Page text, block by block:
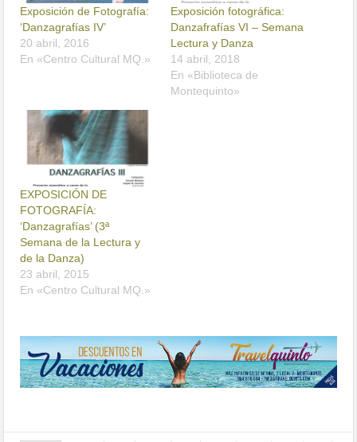
Exposición de Fotografía:
‘Danzagrafías IV’
20 abril, 2016
En «Centro Cultural MQ.»
Exposición fotográfica:
Danzafrafías VI – Semana
Lectura y Danza
14 abril, 2018
En «Biblioteca de
Montequinto»
EXPOSICIÓN DE
FOTOGRAFÍA:
‘Danzagrafías’ (3ª
Semana de la Lectura y
de la Danza)
23 abril, 2015
En «Centro Cultural MQ.»